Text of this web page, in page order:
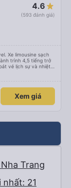
4.6
(593 đánh giá)
Xe limousine sạch
trình 4,5 tiếng trở
vé lịch sự và nhiệt
tổ chức tốt. Các
rất hài lòng với công
nữa. Rất đáng giới
Xem giá
Trang
nhất: 21